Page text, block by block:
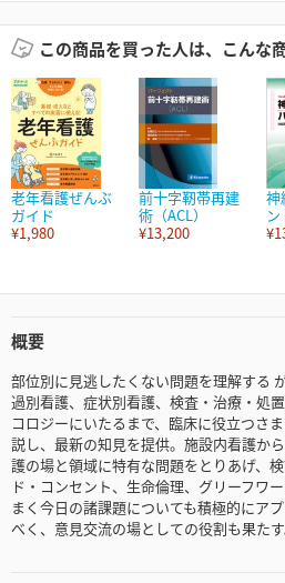
この商品を買った人は、こんな
老年看護ぜんぶ
ガイド
¥1,980
前十字靭帯再建
術（ACL）
¥13,200
神
概要
部位別に見逃したくない問題を理解する
過別看護、症状別看護、検査・治療・処
コロジーにいたるまで、臨床に役立つさ
説し、最新の知見を提供。施設内看護か
護の場と領域に特有な問題をとりあげ、
ド・コンセント、生命倫理、グリーフワ
まく今日の諸課題についても積極的にア
べく、意見交流の場としての役割も果たす